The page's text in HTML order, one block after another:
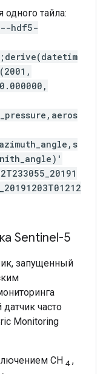
тайла:
hdf5-
Sentinel-5
запущенный
часто
Monitoring
CH 4 ,